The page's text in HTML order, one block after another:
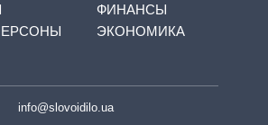
ФИНАНСЫ
ЭКОНОМИКА
info@slovoidilo.ua